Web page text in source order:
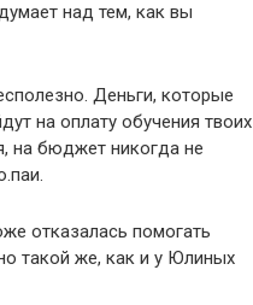
над тем, как вы
Деньги, которые
на оплату обучения твоих
на бюджет никогда не
отказалась помогать
такой же, как и у Юлиных